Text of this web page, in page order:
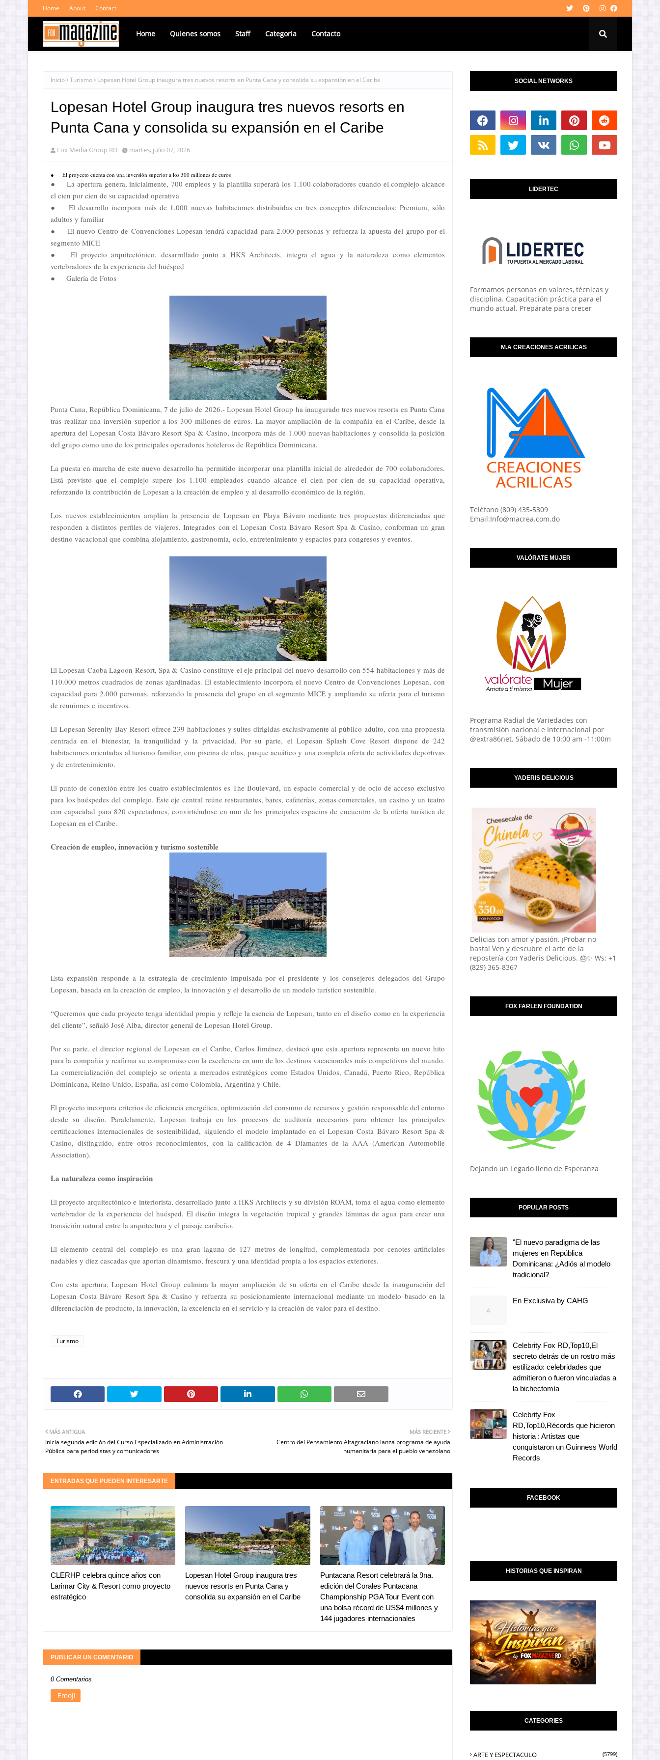
Home About Contact
Home Quienes somos Staff Categoria Contacto
Inicio Turismo Lopesan Hotel Group inaugura tres nuevos resorts en Punta Cana y consolida su expansión en el Caribe
Lopesan Hotel Group inaugura tres nuevos resorts en
Punta Cana y consolida su expansión en el Caribe
Fox Media Group RD martes, julio 07, 2026
● El proyecto cuenta con una inversión superior a los 300 millones de euros
●
La apertura genera, inicialmente, 700 empleos y la plantilla superará los 1.100 colaboradores cuando el complejo alcance
el cien por cien de su capacidad operativa
●
El desarrollo incorpora más de 1.000 nuevas habitaciones distribuidas en tres conceptos diferenciados: Premium, sólo
adultos y familiar
●
El nuevo Centro de Convenciones Lopesan tendrá capacidad para 2.000 personas y refuerza la apuesta del grupo por el
segmento MICE
●
El proyecto arquitectónico, desarrollado junto a HKS Architects, integra el agua y la naturaleza como elementos
vertebradores de la experiencia del huésped
●
Galería de Fotos
Punta Cana, República Dominicana, 7 de julio de 2026.- Lopesan Hotel Group ha inaugurado tres nuevos resorts en Punta Cana
tras realizar una inversión superior a los 300 millones de euros. La mayor ampliación de la compañía en el Caribe, desde la
apertura del Lopesan Costa Bávaro Resort Spa & Casino, incorpora más de 1.000 nuevas habitaciones y consolida la posición
del grupo como uno de los principales operadores hoteleros de República Dominicana.
La puesta en marcha de este nuevo desarrollo ha permitido incorporar una plantilla inicial de alrededor de 700 colaboradores.
Está previsto que el complejo supere los 1.100 empleados cuando alcance el cien por cien de su capacidad operativa,
reforzando la contribución de Lopesan a la creación de empleo y al desarrollo económico de la región.
Los nuevos establecimientos amplían la presencia de Lopesan en Playa Bávaro mediante tres propuestas diferenciadas que
responden a distintos perfiles de viajeros. Integrados con el Lopesan Costa Bávaro Resort Spa & Casino, conforman un gran
destino vacacional que combina alojamiento, gastronomía, ocio, entretenimiento y espacios para congresos y eventos.
El Lopesan Caoba Lagoon Resort, Spa & Casino constituye el eje principal del nuevo desarrollo con 554 habitaciones y más de
110.000 metros cuadrados de zonas ajardinadas. El establecimiento incorpora el nuevo Centro de Convenciones Lopesan, con
capacidad para 2.000 personas, reforzando la presencia del grupo en el segmento MICE y ampliando su oferta para el turismo
de reuniones e incentivos.
El Lopesan Serenity Bay Resort ofrece 239 habitaciones y suites dirigidas exclusivamente al público adulto, con una propuesta
centrada en el bienestar, la tranquilidad y la privacidad. Por su parte, el Lopesan Splash Cove Resort dispone de 242
habitaciones orientadas al turismo familiar, con piscina de olas, parque acuático y una completa oferta de actividades deportivas
y de entretenimiento.
El punto de conexión entre los cuatro establecimientos es The Boulevard, un espacio comercial y de ocio de acceso exclusivo
para los huéspedes del complejo. Este eje central reúne restaurantes, bares, cafeterías, zonas comerciales, un casino y un teatro
con capacidad para 820 espectadores, convirtiéndose en uno de los principales espacios de encuentro de la oferta turística de
Lopesan en el Caribe.
Creación de empleo, innovación y turismo sostenible
Esta expansión responde a la estrategia de crecimiento impulsada por el presidente y los consejeros delegados del Grupo
Lopesan, basada en la creación de empleo, la innovación y el desarrollo de un modelo turístico sostenible.
“Queremos que cada proyecto tenga identidad propia y refleje la esencia de Lopesan, tanto en el diseño como en la experiencia
del cliente”, señaló José Alba, director general de Lopesan Hotel Group.
Por su parte, el director regional de Lopesan en el Caribe, Carlos Jiménez, destacó que esta apertura representa un nuevo hito
para la compañía y reafirma su compromiso con la excelencia en uno de los destinos vacacionales más competitivos del mundo.
La comercialización del complejo se orienta a mercados estratégicos como Estados Unidos, Canadá, Puerto Rico, República
Dominicana, Reino Unido, España, así como Colombia, Argentina y Chile.
El proyecto incorpora criterios de eficiencia energética, optimización del consumo de recursos y gestión responsable del entorno
desde su diseño. Paralelamente, Lopesan trabaja en los procesos de auditoría necesarios para obtener las principales
certificaciones internacionales de sostenibilidad, siguiendo el modelo implantado en el Lopesan Costa Bávaro Resort Spa &
Casino, distinguido, entre otros reconocimientos, con la calificación de 4 Diamantes de la AAA (American Automobile
Association).
La naturaleza como inspiración
El proyecto arquitectónico e interiorista, desarrollado junto a HKS Architects y su división ROAM, toma el agua como elemento
vertebrador de la experiencia del huésped. El diseño integra la vegetación tropical y grandes láminas de agua para crear una
transición natural entre la arquitectura y el paisaje caribeño.
El elemento central del complejo es una gran laguna de 127 metros de longitud, complementada por cenotes artificiales
nadables y diez cascadas que aportan dinamismo, frescura y una identidad propia a los espacios exteriores.
Con esta apertura, Lopesan Hotel Group culmina la mayor ampliación de su oferta en el Caribe desde la inauguración del
Lopesan Costa Bávaro Resort Spa & Casino y refuerza su posicionamiento internacional mediante un modelo basado en la
diferenciación de producto, la innovación, la excelencia en el servicio y la creación de valor para el destino.
Turismo
MÁS RECIENTE
Centro del Pensamiento Altagraciano lanza programa de ayuda
humanitaria para el pueblo venezolano
MÁS ANTIGUA
Inicia segunda edición del Curso Especializado en Administración
Pública para periodistas y comunicadores
ENTRADAS QUE PUEDEN INTERESARTE
CLERHP celebra quince años con
Larimar City & Resort como proyecto
estratégico
Lopesan Hotel Group inaugura tres
nuevos resorts en Punta Cana y
consolida su expansión en el Caribe
Puntacana Resort celebrará la 9na.
edición del Corales Puntacana
Championship PGA Tour Event con
una bolsa récord de US$4 millones y
144 jugadores internacionales
PUBLICAR UN COMENTARIO
0 Comentarios
Emoji
SOCIAL NETWORKS
LIDERTEC
Formamos personas en valores, técnicas y
disciplina. Capacitación práctica para el
mundo actual. Prepárate para crecer
M.A CREACIONES ACRILICAS
Teléfono (809) 435-5309
Email:Info@macrea.com.do
VALÓRATE MUJER
Programa Radial de Variedades con
transmisión nacional e Internacional por
@extra86net. Sábado de 10:00 am -11:00m
YADERIS DELICIOUS
Delicias con amor y pasión. ¡Probar no
basta! Ven y descubre el arte de la
repostería con Yaderis Delicious. 🎂✨ Ws: +1
(829) 365-8367
FOX FARLEN FOUNDATION
Dejando un Legado lleno de Esperanza
POPULAR POSTS
"El nuevo paradigma de las
mujeres en República
Dominicana: ¿Adiós al modelo
tradicional?
En Exclusiva by CAHG
Celebrity Fox RD,Top10,El
secreto detrás de un rostro más
estilizado: celebridades que
admitieron o fueron vinculadas a
la bichectomía
Celebrity Fox
RD,Top10,Récords que hicieron
historia : Artistas que
conquistaron un Guinness World
Records
FACEBOOK
HISTORIAS QUE INSPIRAN
CATEGORIES
ARTE Y ESPECTACULO (5799)